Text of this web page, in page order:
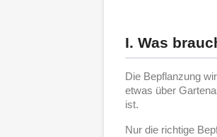
I. Was
Die Bepflanzung
etwas über
ist.
Nur die richtige